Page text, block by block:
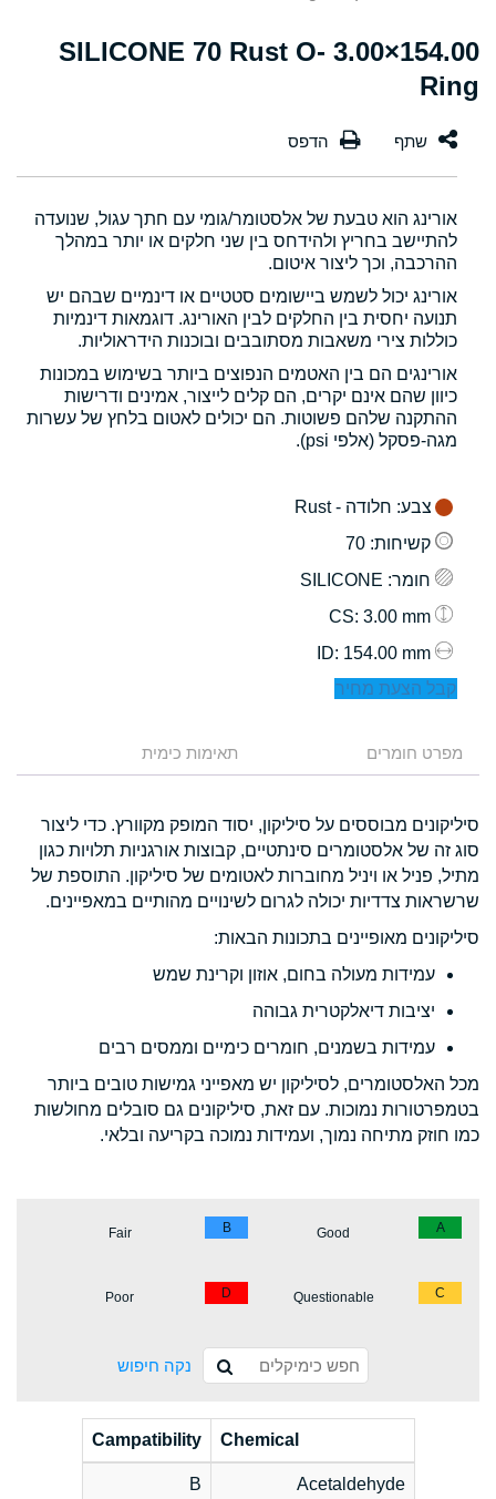
154.00×3.00 SILICONE 70 Rust O-
Ring
אורינג הוא טבעת של אלסטומר/גומי עם חתך עגול, שנועדה
להתיישב בחריץ ולהידחס בין שני חלקים או יותר במהלך
ההרכבה, וכך ליצור איטום.
אורינג יכול לשמש ביישומים סטטיים או דינמיים שבהם יש
תנועה יחסית בין החלקים לבין האורינג. דוגמאות דינמיות
כוללות צירי משאבות מסתובבים ובוכנות הידראוליות.
אורינגים הם בין האטמים הנפוצים ביותר בשימוש במכונות
כיוון שהם אינם יקרים, הם קלים לייצור, אמינים ודרישות
ההתקנה שלהם פשוטות. הם יכולים לאטום בלחץ של עשרות
מגה-פסקל (אלפי psi).
צבע: חלודה - Rust
קשיחות: 70
חומר: SILICONE
: 3.00 mm
: 154.00 mm
קבל הצעת מחיר
מפרט חומרים תאימות כימית
סיליקונים מבוססים על סיליקון, יסוד המופק מקוורץ. כדי ליצור
סוג זה של אלסטומרים סינתטיים, קבוצות אורגניות תלויות כגון
מתיל, פניל או ויניל מחוברות לאטומים של סיליקון. התוספת של
שרשראות צדדיות יכולה לגרום לשינויים מהותיים במאפיינים.
סיליקונים מאופיינים בתכונות הבאות:
עמידות מעולה בחום, אוזון וקרינת שמש
יציבות דיאלקטרית גבוהה
עמידות בשמנים, חומרים כימיים וממסים רבים
מכל האלסטומרים, לסיליקון יש מאפייני גמישות טובים ביותר
בטמפרטורות נמוכות. עם זאת, סיליקונים גם סובלים מחולשות
כמו חוזק מתיחה נמוך, ועמידות נמוכה בקריעה ובלאי.
A
Good
B
Fair
C
Questionable
D
Poor
נקה חיפוש
Chemical
Campatibility
Acetaldehyde
B